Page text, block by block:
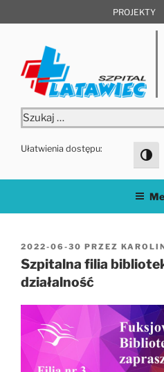
do
PROJEKTY
Szukaj:
Ułatwienia dostępu:
OPUBLIKOWANE
W
2022-06-30 PRZEZ
Szpitalna filia
działalność